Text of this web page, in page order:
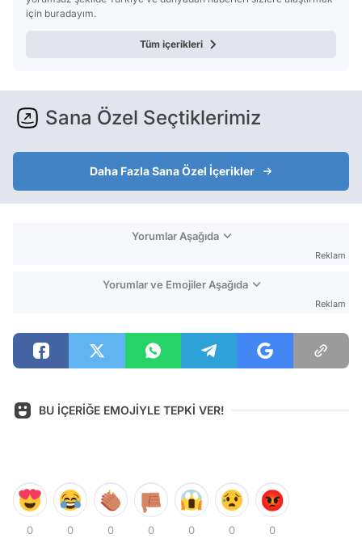
için buradayım.
Tüm içerikleri
Sana Özel Seçtiklerimiz
Daha Fazla Sana Özel İçerikler
Yorumlar Aşağıda
Reklam
Yorumlar ve Emojiler Aşağıda
Reklam
BU İÇERİĞE EMOJİYLE TEPKİ VER!
0 0 0 0 0 0 0